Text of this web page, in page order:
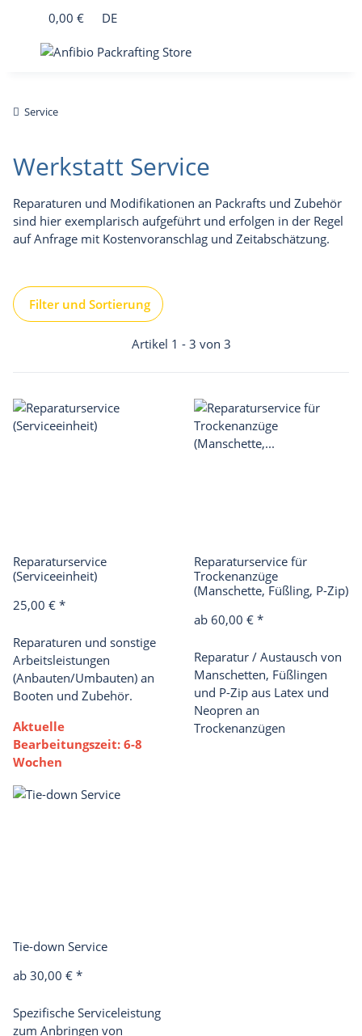
0,00 € DE
Service
Werkstatt Service
Reparaturen und Modifikationen an Packrafts und Zubehör
sind hier exemplarisch aufgeführt und erfolgen in der Regel
auf Anfrage mit Kostenvoranschlag und Zeitabschätzung.
Filter und Sortierung
Artikel 1 - 3 von 3
Reparaturservice
(Serviceeinheit)
25,00 € *
Reparaturen und sonstige
Arbeitsleistungen
(Anbauten/Umbauten) an
Booten und Zubehör.
Aktuelle
Bearbeitungszeit: 6-8
Wochen
Reparaturservice für
Trockenanzüge
(Manschette, Füßling, P-Zip)
ab 60,00 € *
Reparatur / Austausch von
Manschetten, Füßlingen
und P-Zip aus Latex und
Neopren an
Trockenanzügen
Tie-down Service
ab 30,00 € *
Spezifische Serviceleistung
zum Anbringen von